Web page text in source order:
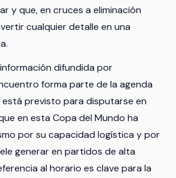
y que, en cruces a eliminación
cualquier detalle en una
difundida por
forma parte de la agenda
previsto para disputarse en
en esta Copa del Mundo ha
por su capacidad logística y por
generar en partidos de alta
al horario es clave para la